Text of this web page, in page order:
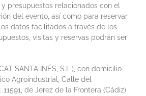
presupuestos relacionados con el
del evento, así como para reservar
datos facilitados a través de los
visitas y reservas podrán ser
SANTA INÉS, S.L.), con domicilio
Agroindustrial, Calle del
11591, de Jerez de la Frontera (Cádiz)